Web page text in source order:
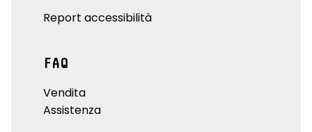
Report accessibilità
FAQ
Vendita
Assistenza